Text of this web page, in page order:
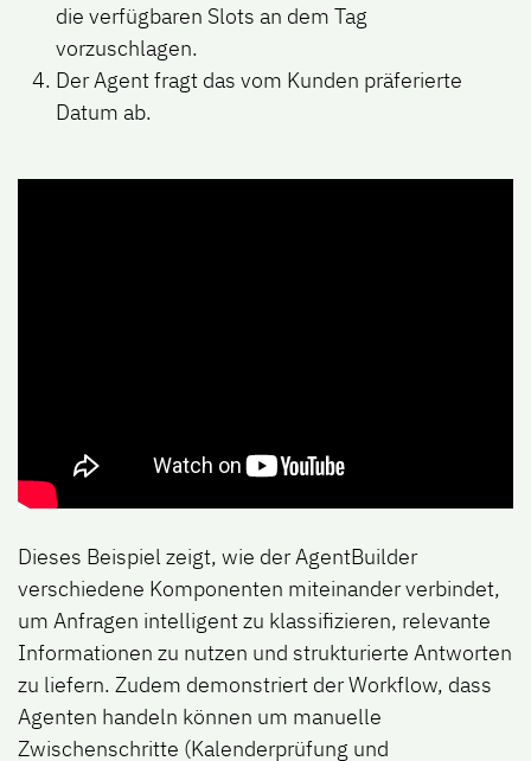
die verfügbaren Slots an dem Tag
vorzuschlagen.
Der Agent fragt das vom Kunden präferierte
Datum ab.
Dieses Beispiel zeigt, wie der AgentBuilder
verschiedene Komponenten miteinander verbindet,
um Anfragen intelligent zu klassifizieren, relevante
Informationen zu nutzen und strukturierte Antworten
zu liefern. Zudem demonstriert der Workflow, dass
Agenten handeln können um manuelle
Zwischenschritte (Kalenderprüfung und